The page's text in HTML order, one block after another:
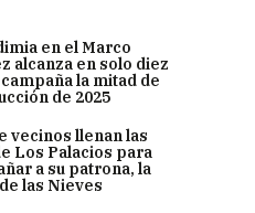
en el Marco
alcanza en solo diez
la mitad de
de 2025
vecinos llenan las
Los Palacios para
a su patrona, la
las Nieves